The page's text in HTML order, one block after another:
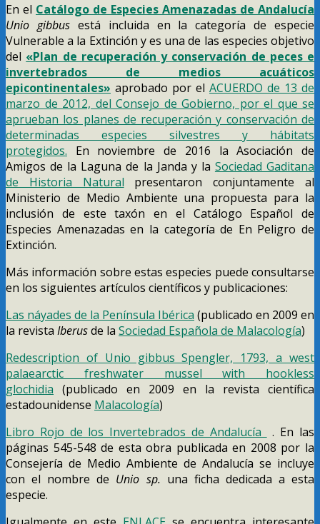
En el Catálogo de Especies Amenazadas de Andalucía
Unio gibbusestá incluida en la categoría de especie
Vulnerable a la Extinción y es una de las especies objetivo
del «Plan de recuperación y conservación de peces e
invertebrados de medios acuáticos
epicontinentales» aprobado por el ACUERDO de 13 de
marzo de 2012, del Consejo de Gobierno, por el que se
aprueban los planes de recuperación y conservación de
determinadas especies silvestres y hábitats
protegidos. En noviembre de 2016 la Asociación de
Amigos de la Laguna de la Janda y la Sociedad Gaditana
de Historia Natural presentaron conjuntamente al
Ministerio de Medio Ambiente una propuesta para la
inclusión de este taxón en el Catálogo Español de
Especies Amenazadas en la categoría de En Peligro de
Extinción.
Más información sobre estas especies puede consultarse
en los siguientes artículos científicos y publicaciones:
Las náyades de la Península Ibérica (publicado en 2009 en
la revista Iberusde la Sociedad Española de Malacología)
Redescription of Unio gibbus Spengler, 1793, a west
palaearctic freshwater mussel with hookless
glochidia (publicado en 2009 en la revista científica
estadounidense Malacología)
Libro Rojo de los Invertebrados de Andalucía
. En las
páginas 545-548 de esta obra publicada en 2008 por la
Consejería de Medio Ambiente de Andalucía se incluye
con el nombre de Unio sp. una ficha dedicada a esta
especie.